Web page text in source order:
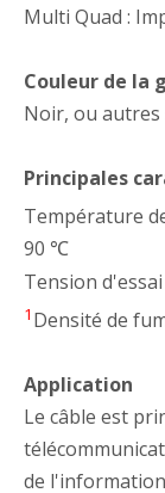
Multi Quad :
Couleur de la
Noir, ou autres
Principales
Température
90 ℃
Tension
1 Densité de
Application
Le câble est
de